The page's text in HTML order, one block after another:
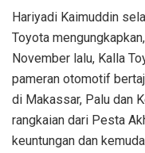
Hariyadi Kaimuddin
Toyota
November lalu, Kalla
pameran otomotif
di Makassar, Palu dan
rangkaian dari Pesta
keuntungan dan